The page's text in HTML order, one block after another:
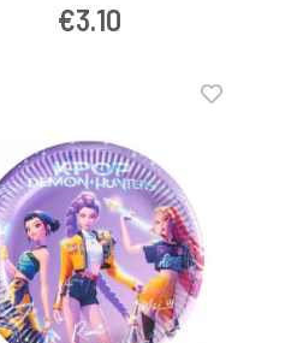
€3.10